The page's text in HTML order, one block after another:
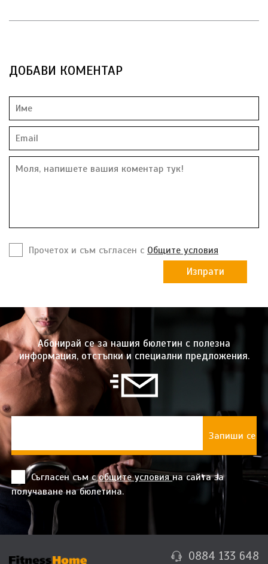
ДОБАВИ КОМЕНТАР
Прочетох и съм съгласен с Общите условия
Изпрати
Абонирай се за нашия бюлетин с полезна
информация, отстъпки и специални предложения.
Съгласен съм собщите условияна сайта за
получаване на бюлетина.
0884 133 648